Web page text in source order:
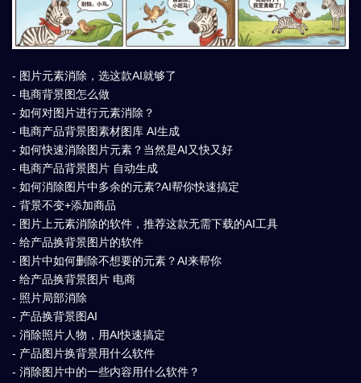
- 图片元素消除，选这款AI就够了
- 电商背景图怎么做
- 如何对图片进行元素消除？
- 电商产品背景图素材图库 AI生成
- 如何快速消除图片元素？当然是AI又快又好
- 电商产品背景图片 自动生成
- 如何消除图片中多余的元素?AI帮你快速搞定
- 背景不变+添加商品
- 图片上元素消除的软件，推荐这款无需下载的AI工具
- 给产品换背景图片的软件
- 图片中如何删除不想要的元素？AI来帮你
- 给产品换背景图片 电商
- 照片局部消除
- 产品换背景图AI
- 消除照片人物，用AI快速搞定
- 产品图片换背景用什么软件
- 消除图片中的一些内容用什么软件？